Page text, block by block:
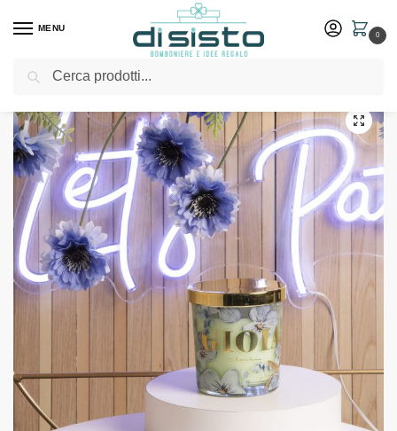
MENU
0
Home Shop Bomboniere